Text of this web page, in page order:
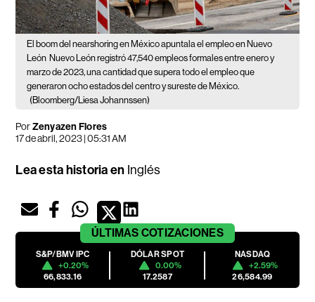
El boom del nearshoring en México apuntala el empleo en Nuevo
León Nuevo León registró 47,540 empleos formales entre enero y
marzo de 2023, una cantidad que supera todo el empleo que
generaron ocho estados del centro y sureste de México.
(Bloomberg/Liesa Johannssen)
PorZenyazen Flores
17 de abril, 2023 | 05:31 AM
Lea esta historia en Inglés
ÚLTIMAS COTIZACIONES
S&P/BMV IPC
+0.20%
66,833.16
DÓLAR SPOT
0.00%
17.2587
NASDAQ
+2.59%
26,584.99